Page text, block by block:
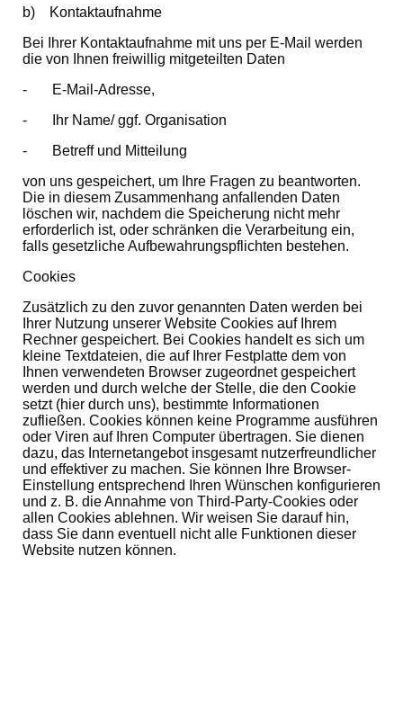
b) Kontaktaufnahme
Bei Ihrer Kontaktaufnahme mit uns per E-Mail werden
die von Ihnen freiwillig mitgeteilten Daten
- E-Mail-Adresse,
- Ihr Name/ ggf. Organisation
- Betreff und Mitteilung
von uns gespeichert, um Ihre Fragen zu beantworten.
Die in diesem Zusammenhang anfallenden Daten
löschen wir, nachdem die Speicherung nicht mehr
erforderlich ist, oder schränken die Verarbeitung ein,
falls gesetzliche Aufbewahrungspflichten bestehen.
Cookies
Zusätzlich zu den zuvor genannten Daten werden bei
Ihrer Nutzung unserer Website Cookies auf Ihrem
Rechner gespeichert. Bei Cookies handelt es sich um
kleine Textdateien, die auf Ihrer Festplatte dem von
Ihnen verwendeten Browser zugeordnet gespeichert
werden und durch welche der Stelle, die den Cookie
setzt (hier durch uns), bestimmte Informationen
zufließen. Cookies können keine Programme ausführen
oder Viren auf Ihren Computer übertragen. Sie dienen
dazu, das Internetangebot insgesamt nutzerfreundlicher
und effektiver zu machen. Sie können Ihre Browser-
Einstellung entsprechend Ihren Wünschen konfigurieren
und z. B. die Annahme von Third-Party-Cookies oder
allen Cookies ablehnen. Wir weisen Sie darauf hin,
dass Sie dann eventuell nicht alle Funktionen dieser
Website nutzen können.